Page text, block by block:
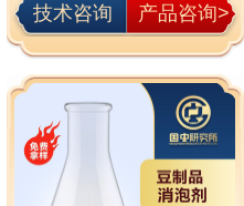
技术咨询
产品咨询>